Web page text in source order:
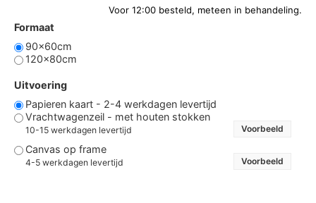
Formaat
90x60cm
120x80cm
Uitvoering
Papieren kaart - 2-4 werkdagen levertijd
Vrachtwagenzeil - met houten stokken
10-15 werkdagen levertijd Voorbeeld
Canvas op frame
4-5 werkdagen levertijd Voorbeeld